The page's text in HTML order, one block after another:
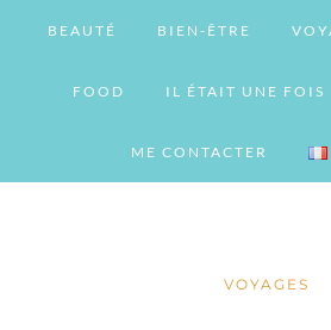
BEAUTÉ BIEN-ÊTRE
FOOD IL ÉTAIT UNE FOIS
ME CONTACTER
VOYAGES